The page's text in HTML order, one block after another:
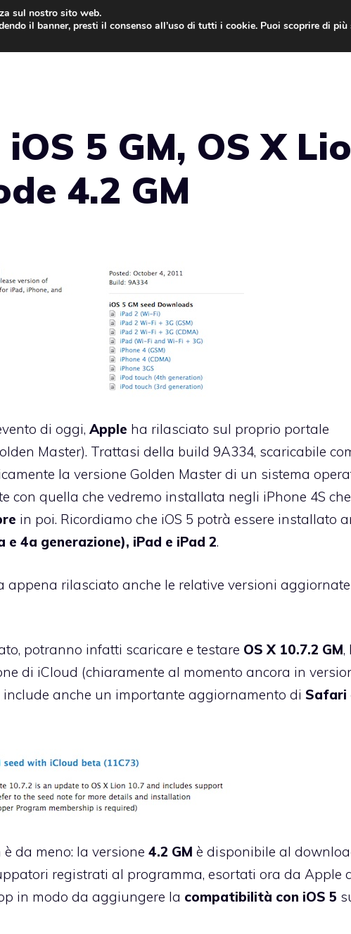
5 GM, OS X
4.2 GM
di oggi, Apple ha rilasciato sul proprio portale
Master). Trattasi della build 9A334, scaricabile
la versione Golden Master di un sistema
con quella che vedremo installata negli iPhone 4S che
in poi. Ricordiamo che iOS 5 potrà essere installato
e 4a generazione), iPad e iPad 2.
appena rilasciato anche le relative versioni
potranno infatti scaricare e testare OS X 10.7.2 GM,
di iCloud (chiaramente al momento ancora in
include anche un importante aggiornamento di Safari
è da meno: la versione 4.2 GM è disponibile al
registrati al programma, esortati ora da Apple
in modo da aggiungere la compatibilità con iOS 5
sul nostro sito web.
il banner, presti il consenso all’uso di tutti i cookie. Puoi scoprire di